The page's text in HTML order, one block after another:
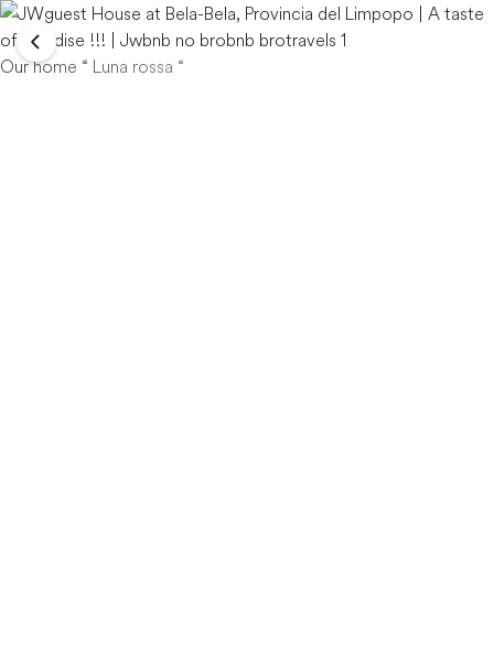
Our home “ Luna rossa “